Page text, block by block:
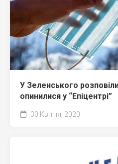
У Зеленського
опинилися у “Епіцентрі”
30 Квітня, 2020